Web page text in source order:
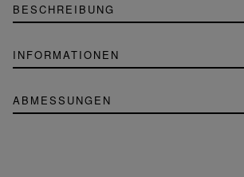
BESCHREIBUNG
INFORMATIONEN
ABMESSUNGEN